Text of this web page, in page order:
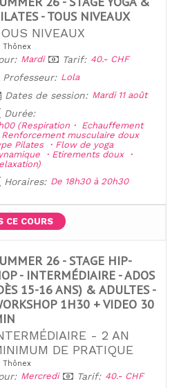
- TOUS NIVEAUX
NIVEAUX
Thônex
Mardi Tarif: 40.- CHF
Professeur: Lola
Dates de session: Mardi 11 août
Durée:
(Respiration・ Echauffement
Renforcement musculaire doux
Pilates ・Flow de yoga
・Etirements doux ・
Horaires: De 18h30 à 20h30
CE COURS
?
26 - STAGE HIP-
- INTERMÉDIAIRE - ADOS
15-16 ANS) & ADULTES -
1H30 + VIDEO 30
- 2 AN
DE PRATIQUE
Thônex
Mercredi Tarif: 40.- CHF